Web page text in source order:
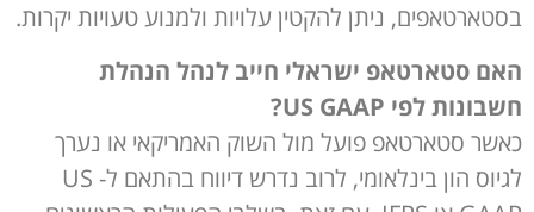
בסטארטאפים, ניתן להקטין עלויות ולמנוע טעויות יקרות.
האם סטארטאפ ישראלי חייב לנהל הנהלת
חשבונות לפי US GAAP
?
כאשר סטארטאפ פועל מול השוק האמריקאי או נערך
לגיוס הון בינלאומי, לרוב נדרש דיווח בהתאם ל- US